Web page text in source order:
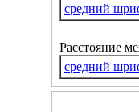
средний
Расстояние
средний